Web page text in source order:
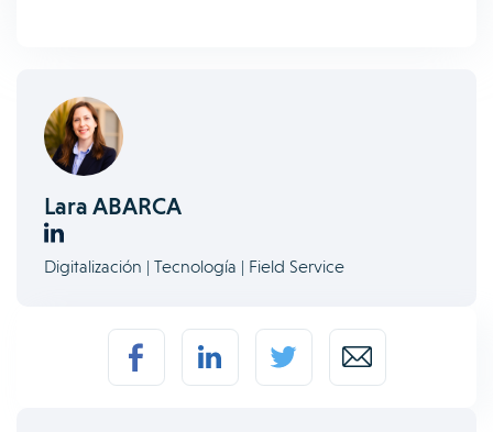
Lara ABARCA
Digitalización | Tecnología | Field Service